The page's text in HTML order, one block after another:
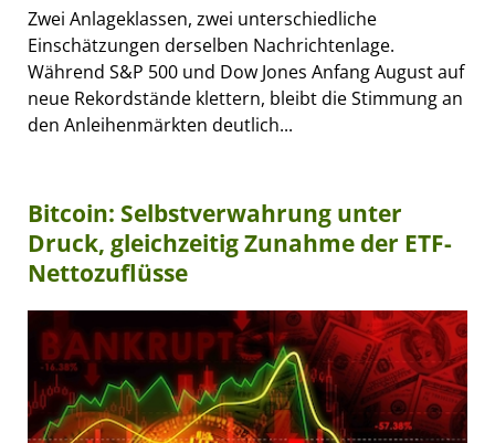
Zwei Anlageklassen, zwei unterschiedliche
Einschätzungen derselben Nachrichtenlage.
Während S&P 500 und Dow Jones Anfang August auf
neue Rekordstände klettern, bleibt die Stimmung an
den Anleihenmärkten deutlich...
Bitcoin: Selbstverwahrung unter
Druck, gleichzeitig Zunahme der ETF-
Nettozuflüsse